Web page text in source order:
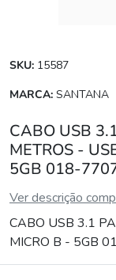
SKU: 15587
MARCA: SANTANA
CABO USB
METROS -
5GB 018-
Ver descrição
CABO USB 3.1
MICRO B - 5GB